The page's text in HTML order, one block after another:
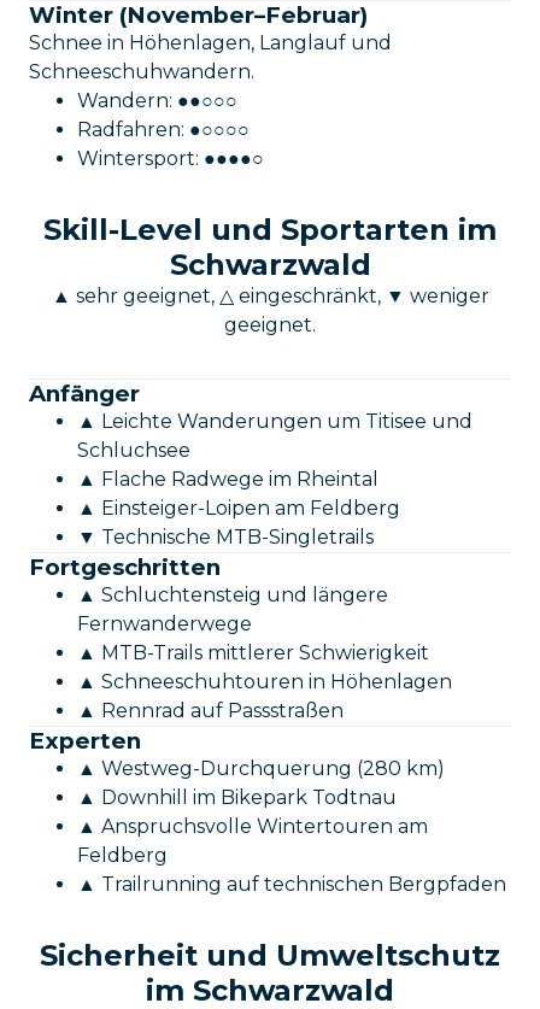
Winter (November–Februar)
Schnee in Höhenlagen, Langlauf und
Schneeschuhwandern.
Wandern: ●●○○○
Radfahren: ●○○○○
Wintersport: ●●●●○
Skill-Level und Sportarten im
Schwarzwald
▲ sehr geeignet, △ eingeschränkt, ▼ weniger
geeignet.
Anfänger
▲ Leichte Wanderungen um Titisee und
Schluchsee
▲ Flache Radwege im Rheintal
▲ Einsteiger-Loipen am Feldberg
▼ Technische MTB-Singletrails
Fortgeschritten
▲ Schluchtensteig und längere
Fernwanderwege
▲ MTB-Trails mittlerer Schwierigkeit
▲ Schneeschuhtouren in Höhenlagen
▲ Rennrad auf Passstraßen
Experten
▲ Westweg-Durchquerung (280 km)
▲ Downhill im Bikepark Todtnau
▲ Anspruchsvolle Wintertouren am
Feldberg
▲ Trailrunning auf technischen Bergpfaden
Sicherheit und Umweltschutz
im Schwarzwald